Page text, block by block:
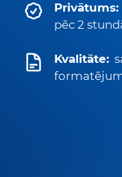
Privātums:
pēc 2
Kvalitāte: